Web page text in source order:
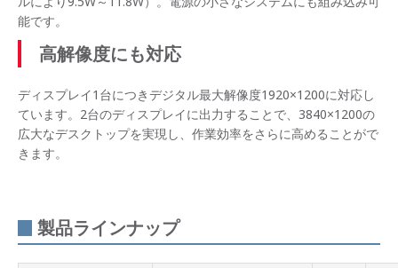
能です。
高解像度にも対応
ディスプレイ1台につきデジタル最大解像度1920×1200に対応し
ています。2台のディスプレイに出力することで、3840×1200の
広大なデスクトップを実現し、作業効率をさらに高めることがで
きます。
製品ラインナップ